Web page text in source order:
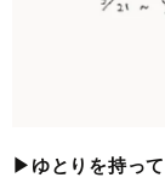
▶︎ゆとりを持って